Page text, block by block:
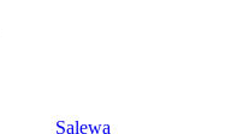
Salewa